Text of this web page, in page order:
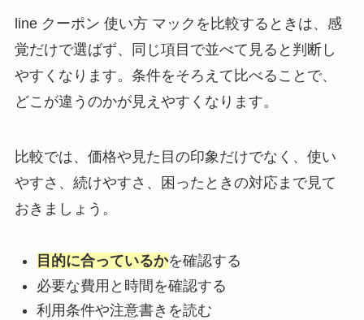
line クーポン 使い方 マックを比較するときは、感
覚だけで選ばず、同じ項目で並べて見ると判断し
やすくなります。条件をそろえて比べることで、
どこが違うのかが見えやすくなります。
比較では、価格や見た目の印象だけでなく、使い
やすさ、続けやすさ、困ったときの対応まで見て
おきましょう。
目的に合っているかを確認する
必要な費用と時間を確認する
利用条件や注意書きを読む